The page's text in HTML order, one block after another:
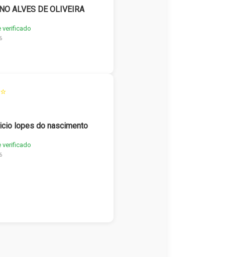
ALVES DE OLIVEIRA
verificado
lopes do nascimento
verificado